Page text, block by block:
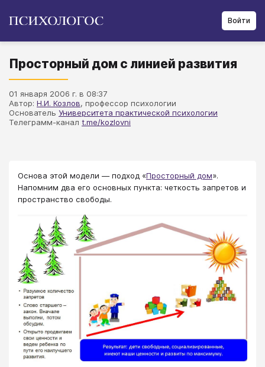
Войти
Просторный дом с линией развития
01 января 2006 г. в 08:37
Автор: Н.И. Козлов, профессор психологии
Основатель Университета практической психологии
Телеграмм-канал t.me/kozlovni
Основа этой модели — подход «Просторный дом».
Напомним два его основных пункта: четкость запретов и
пространство свободы.